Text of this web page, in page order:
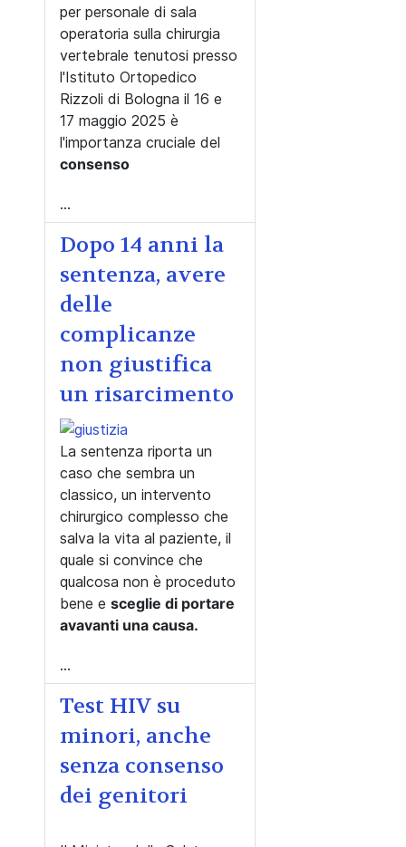
per personale di sala
operatoria sulla chirurgia
vertebrale tenutosi presso
l'Istituto Ortopedico
Rizzoli di Bologna il 16 e
17 maggio 2025 è
l'importanza cruciale del
consenso
...
Dopo 14 anni la
sentenza, avere
delle
complicanze
non giustifica
un risarcimento
La sentenza riporta un
caso che sembra un
classico, un intervento
chirurgico complesso che
salva la vita al paziente, il
quale si convince che
qualcosa non è proceduto
bene e sceglie di portare
avavanti una causa.
...
Test HIV su
minori, anche
senza consenso
dei genitori